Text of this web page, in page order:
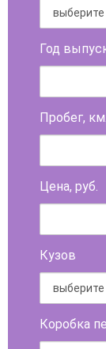
Год
Пробег, км.
Цена, руб.
Кузов
Коробка